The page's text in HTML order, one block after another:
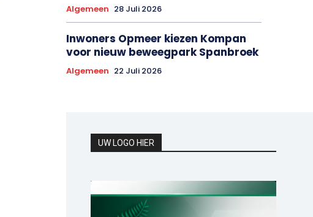
Algemeen 28 Juli 2026
Inwoners Opmeer kiezen Kompan
voor nieuw beweegpark Spanbroek
Algemeen 22 Juli 2026
UW LOGO HIER